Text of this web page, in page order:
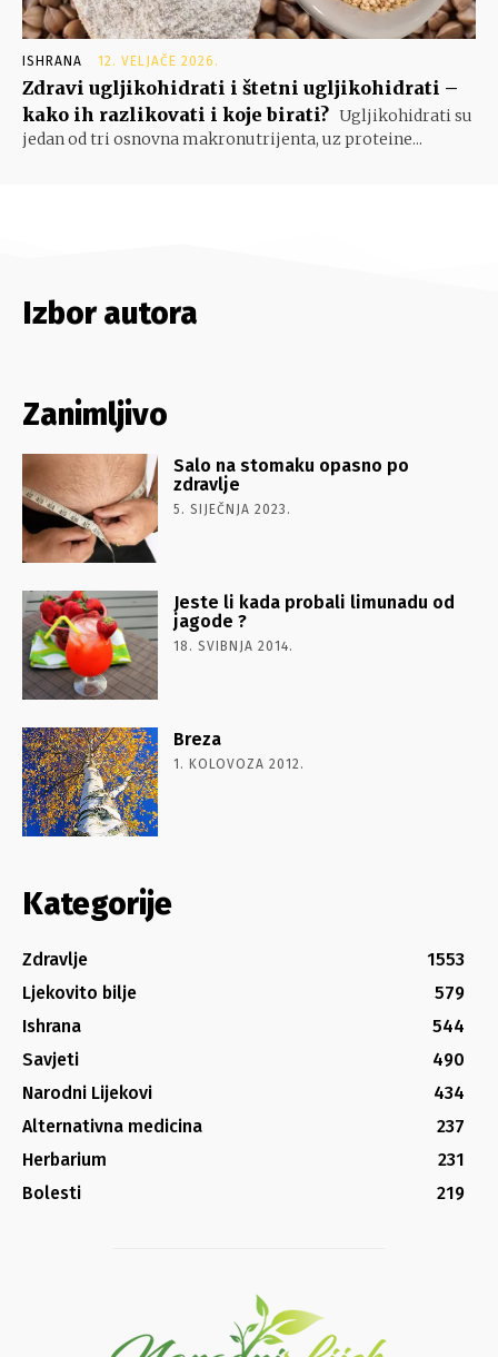
ISHRANA 12. VELJAČE 2026.
Zdravi ugljikohidrati i štetni ugljikohidrati –
kako ih razlikovati i koje birati? Ugljikohidrati su
jedan od tri osnovna makronutrijenta, uz proteine...
Izbor autora
Zanimljivo
Salo na stomaku opasno po
zdravlje
5. SIJEČNJA 2023.
Jeste li kada probali limunadu od
jagode ?
18. SVIBNJA 2014.
Breza
1. KOLOVOZA 2012.
Kategorije
Zdravlje
1553
Ljekovito bilje
579
Ishrana
544
Savjeti
490
Narodni Lijekovi
434
Alternativna medicina
237
Herbarium
231
Bolesti
219